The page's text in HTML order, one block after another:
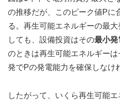
の推移だが、このピーク値Pに
る。再生可能エネルギーの最
しても、設備投資はその最小発
のときは再生可能エネルギー
発でPの発電能力を確保しなけ
したがって、いくら再生可能